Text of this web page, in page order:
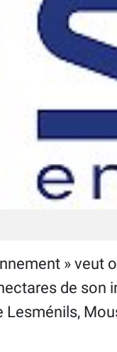
» veut
de
Lesménils,